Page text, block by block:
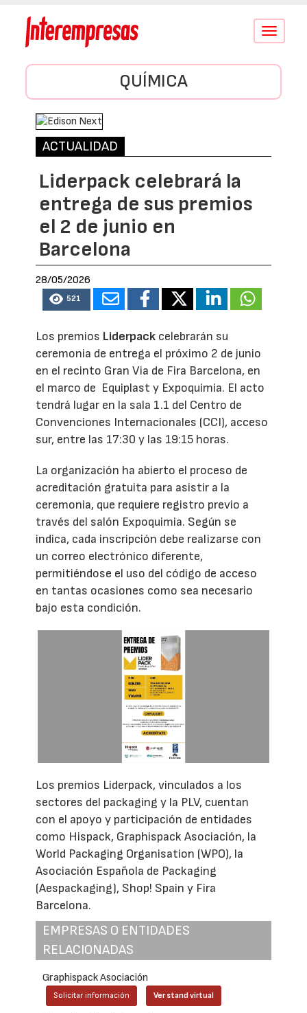
Conmutar
QUÍMICA
ACTUALIDAD
Liderpack celebrará la
entrega de sus premios
el 2 de junio en
Barcelona
28/05/2026
521
Los premios Liderpack celebrarán su
ceremonia de entrega el próximo 2 de junio
en el recinto Gran Via de Fira Barcelona, en
el marco de Equiplast y Expoquimia. El acto
tendrá lugar en la sala 1.1 del Centro de
Convenciones Internacionales (CCI), acceso
sur, entre las 17:30 y las 19:15 horas.
La organización ha abierto el proceso de
acreditación gratuita para asistir a la
ceremonia, que requiere registro previo a
través del salón Expoquimia. Según se
indica, cada inscripción debe realizarse con
un correo electrónico diferente,
permitiéndose el uso del código de acceso
en tantas ocasiones como sea necesario
bajo esta condición.
Los premios Liderpack, vinculados a los
sectores del packaging y la PLV, cuentan
con el apoyo y participación de entidades
como Hispack, Graphispack Asociación, la
World Packaging Organisation (WPO), la
Asociación Española de Packaging
(Aespackaging), Shop! Spain y Fira
Barcelona.
EMPRESAS O ENTIDADES
RELACIONADAS
Graphispack Asociación
Solicitar información Ver stand virtual